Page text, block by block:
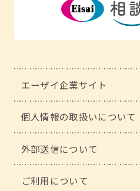
エーザイ企業サイト
個人情報の取扱いについて
外部送信について
ご利用について